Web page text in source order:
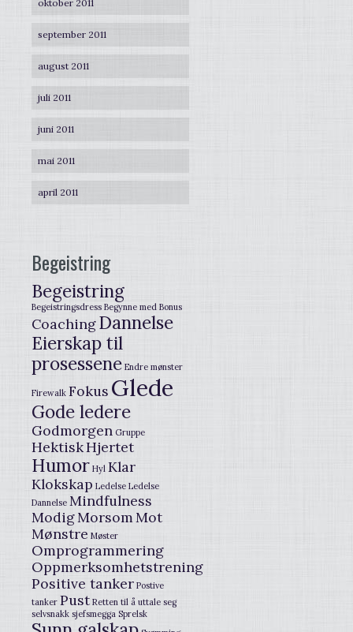
oktober 2011
september 2011
august 2011
juli 2011
juni 2011
mai 2011
april 2011
Begeistring
Begeistring
Begeistringsdress Begynne med Bonus
CoachingDannelse
Eierskap til
prosessene Endre mønster
Firewalk Fokus Glede
Gode ledere
Godmorgen Gruppe
HektiskHjertet
Humor Hyl Klar
Klokskap Ledelse Ledelse
Dannelse Mindfulness
ModigMorsomMot
Mønstre Møster
Omprogrammering
Oppmerksomhetstrening
Positive tanker Postive
tanker Pust Retten til å uttale seg
selvsnakk sjefsmegga Sprelsk